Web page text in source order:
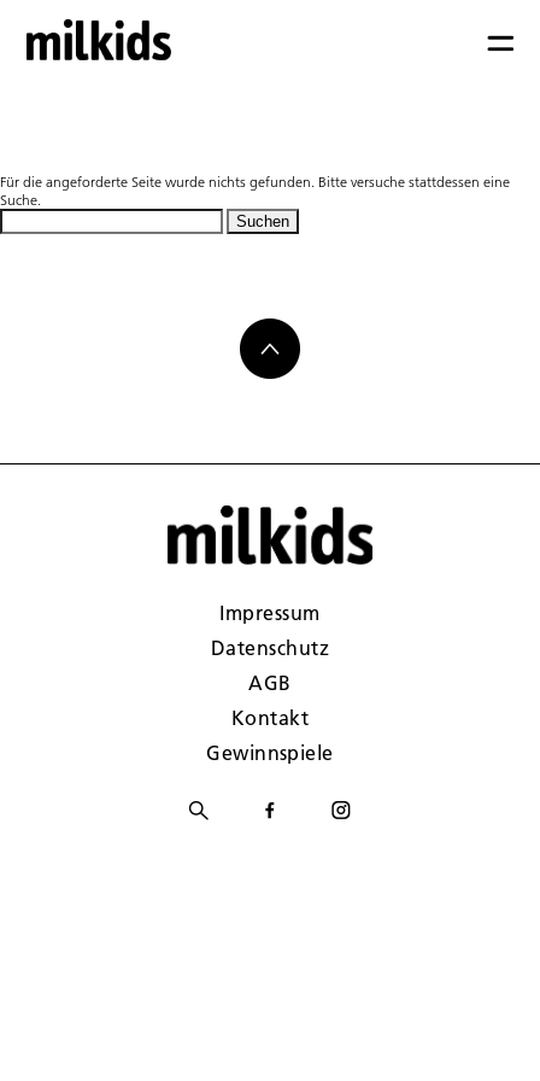
Für die angeforderte Seite wurde nichts gefunden. Bitte versuche stattdessen eine
Suche.
Suchen
nach:
Impressum
Datenschutz
AGB
Kontakt
Gewinnspiele